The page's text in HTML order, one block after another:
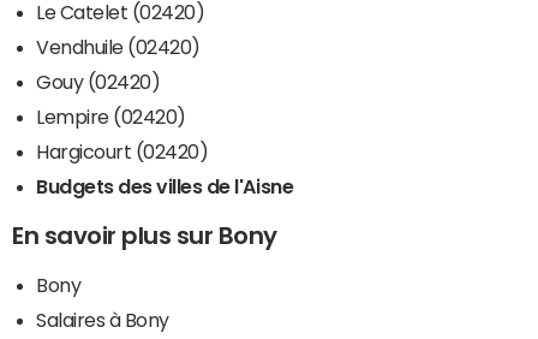
Le Catelet (02420)
Vendhuile (02420)
Gouy (02420)
Lempire (02420)
Hargicourt (02420)
Budgets des villes de l'Aisne
En savoir plus sur Bony
Bony
Salaires à Bony